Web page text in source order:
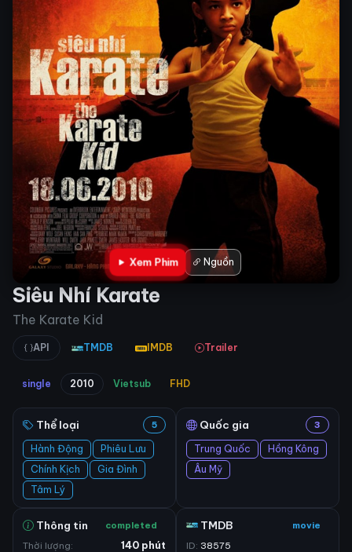
Xem Phim Nguồn
Siêu Nhí Karate
The Karate Kid
API TMDB IMDB Trailer
single 2010 Vietsub FHD
Thể loại 5
Hành Động
Phiêu Lưu
Chính Kịch
Gia Đình
Tâm Lý
Quốc gia 3
Trung Quốc
Hồng Kông
Âu Mỹ
Thông tin completed
Thời lượng:
140 phút
TMDB movie
ID: 38575